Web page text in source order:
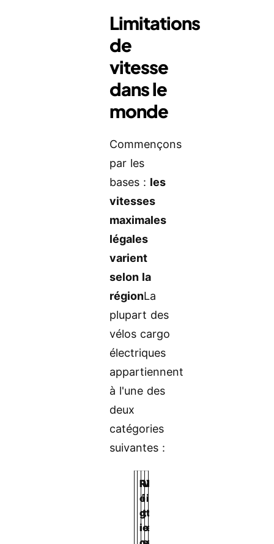
Limitations
de
vitesse
dans le
monde
Commençons
par les
bases : les
vitesses
maximales
légales
varient
selon la
régionLa
plupart des
vélos cargo
électriques
appartiennent
à l'une des
deux
catégories
suivantes :
R
é
g
i
V
i
t
e
V
i
t
e